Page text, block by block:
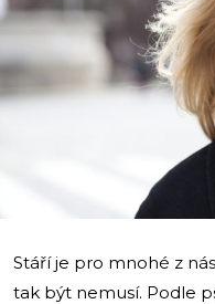
Stáří je pro mnohé z
tak být nemusí. Podle